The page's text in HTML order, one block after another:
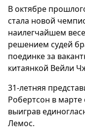
В октябре
стала новой
наилегчайшем
решением судей
поединке за
китаянкой Вейли
31-летняя
Робертсон в
выиграв
Лемос.